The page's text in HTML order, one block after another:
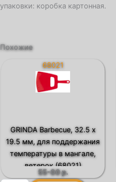
упаковки: коробка картонная.
Похожие
68021
GRINDA Barbecue, 32.5 х
19.5 мм, для поддержания
температуры в мангале,
ветерок (68021)
55-00р.